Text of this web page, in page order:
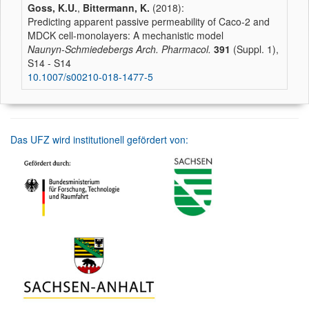
Goss, K.U., Bittermann, K. (2018):
Predicting apparent passive permeability of Caco-2 and
MDCK cell-monolayers: A mechanistic model
Naunyn-Schmiedebergs Arch. Pharmacol. 391 (Suppl. 1),
S14 - S14
10.1007/s00210-018-1477-5
Das UFZ wird institutionell gefördert von: